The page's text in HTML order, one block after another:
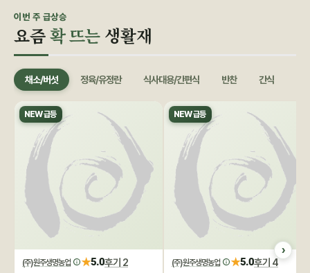
이번 주 급상승
요즘확 뜨는생활재
채소/버섯 정육/유정란 식사대용/간편식 반찬 간식
NEW 급등
(주)원주생명농업 ★5.0후기 2
NEW 급등
(주)원주생명농업 ★5.0후기 4